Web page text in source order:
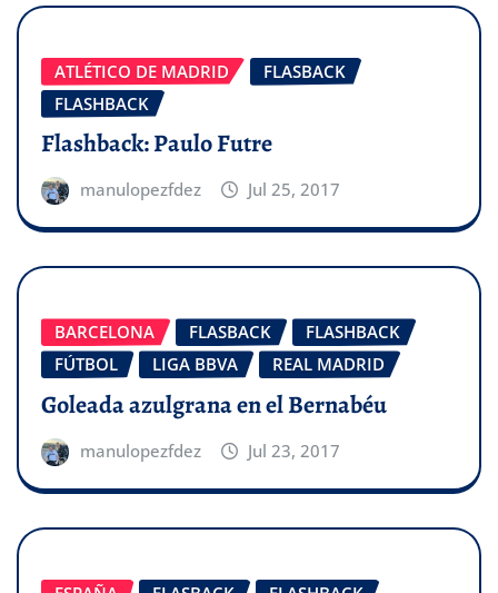
ATLÉTICO DE MADRID
FLASBACK
FLASHBACK
Flashback: Paulo Futre
manulopezfdez Jul 25, 2017
BARCELONA FLASBACK
FLASHBACK
FÚTBOL
LIGA BBVA REAL MADRID
Goleada azulgrana en el Bernabéu
manulopezfdez Jul 23, 2017